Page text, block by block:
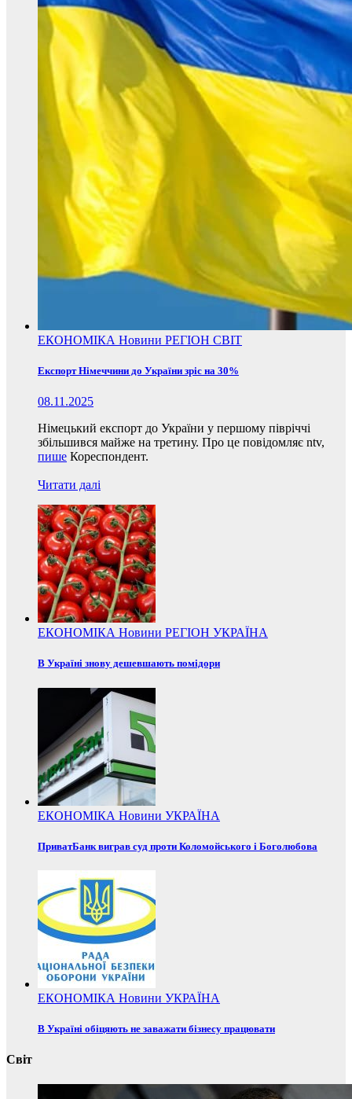
ЕКОНОМІКА Новини РЕГІОН СВІТ
Експорт Німеччини до України зріс на 30%
08.11.2025
Німецький експорт до України у першому півріччі
збільшився майже на третину. Про це повідомляє ntv,
пише Кореспондент.
Читати далі
ЕКОНОМІКА Новини РЕГІОН УКРАЇНА
В Україні знову дешевшають помідори
ЕКОНОМІКА Новини УКРАЇНА
ПриватБанк виграв суд проти Коломойського і Боголюбова
ЕКОНОМІКА Новини УКРАЇНА
В Україні обіцяють не заважати бізнесу працювати
Світ